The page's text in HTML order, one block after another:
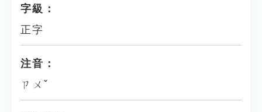
字級：
正字
注音：
ㄗㄨˇ